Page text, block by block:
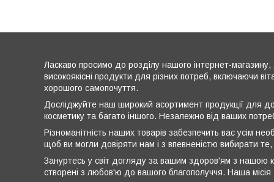
Ласкаво просимо до розділу нашого інтернет-
високоякісні продукти для різних потреб, включаючи
хорошого самопочуття.
Досліджуйте наш широкий асортимент продукції для
косметику та багато іншого. Незалежно від ваших
Різноманітність наших товарів забезпечить вас усім
щоб ви могли довіряти нам і з впевненістю вибирати
Зануртесь у світ догляду за вашим здоров'ям з нашою
створені з любов'ю до вашого благополуччя. Наша